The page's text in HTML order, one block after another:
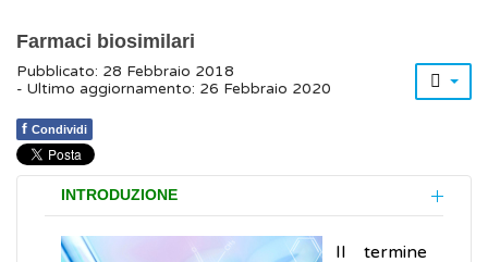
Farmaci biosimilari
Pubblicato: 28 Febbraio 2018
- Ultimo aggiornamento: 26 Febbraio 2020
f Condividi
INTRODUZIONE
Il termine